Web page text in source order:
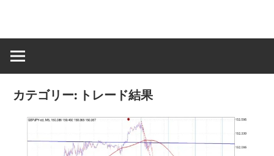
カテゴリー: トレード結果